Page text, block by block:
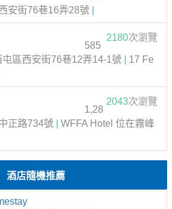
安街76巷16弄28號
2180次瀏覽
585
屯區西安街76巷12弄14-1號
17 Fe
2043次瀏覽
1,28
正路734號
WFFA Hotel 位在霧峰
酒店隨機推薦